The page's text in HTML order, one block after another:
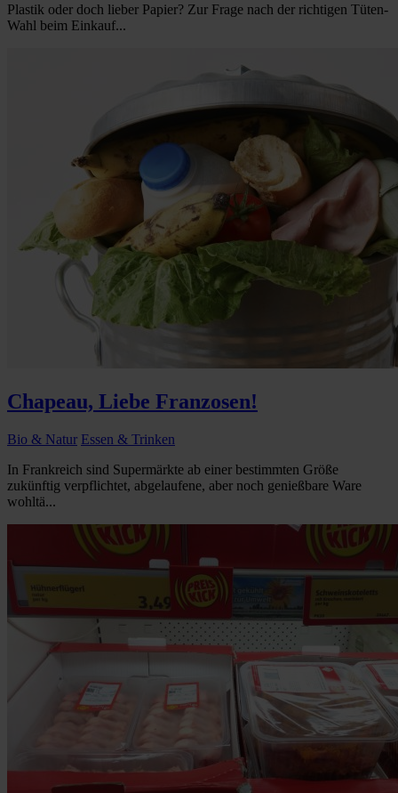
Plastik oder doch lieber Papier? Zur Frage nach der richtigen Tüten-
Wahl beim Einkauf...
Chapeau, Liebe Franzosen!
Bio & Natur Essen & Trinken
In Frankreich sind Supermärkte ab einer bestimmten Größe
zukünftig verpflichtet, abgelaufene, aber noch genießbare Ware
wohltä...